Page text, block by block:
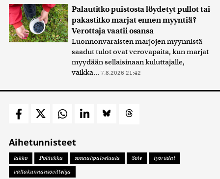
Palautitko puistosta löydetyt pullot tai
pakastitko marjat ennen myyntiä?
Verottaja vaatii osansa
Luonnonvaraisten marjojen myynnistä
saadut tulot ovat verovapaita, kun marjat
myydään sellaisinaan kuluttajalle,
vaikka... 7.8.2026 21:42
Aihetunnisteet
lakko Politiikka sosiaalipalveluala Sote
työriidat
valtakunnansovittelija